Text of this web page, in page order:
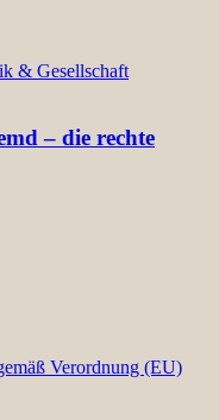
& Gesellschaft
– die rechte
Verordnung (EU)